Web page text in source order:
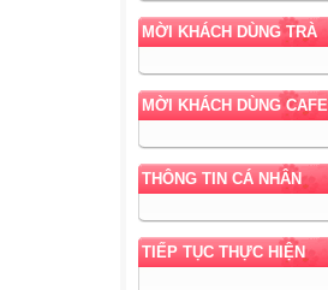
MỜI KHÁCH DÙNG TRÀ
MỜI KHÁCH DÙNG CAFE
THÔNG TIN CÁ NHÂN
TIẾP TỤC THỰC HIỆN